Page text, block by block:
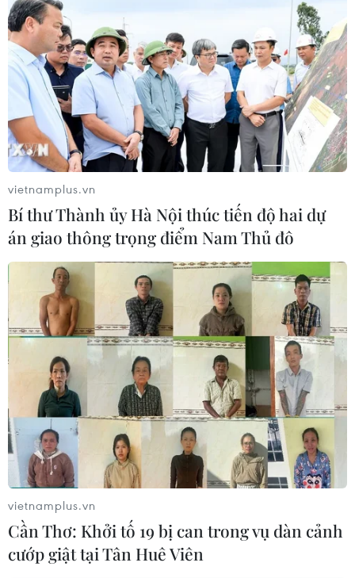
TIN CÙNG CHUYÊN MỤC
Xe tải va chạm xe máy tại Đắk Lắk
làm hai người thương vong
08/08/2026 14:58
Bí thư Thành ủy Hà Nội thúc tiến độ
hai dự án giao thông trọng điểm
Nam Thủ đô
08/08/2026 08:52
vietnamplus.vn
Bí thư Thành ủy Hà Nội thúc tiến độ hai dự
án giao thông trọng điểm Nam Thủ đô
vietnamplus.vn
Cần Thơ: Khởi tố 19 bị can trong vụ dàn cảnh
cướp giật tại Tân Huê Viên